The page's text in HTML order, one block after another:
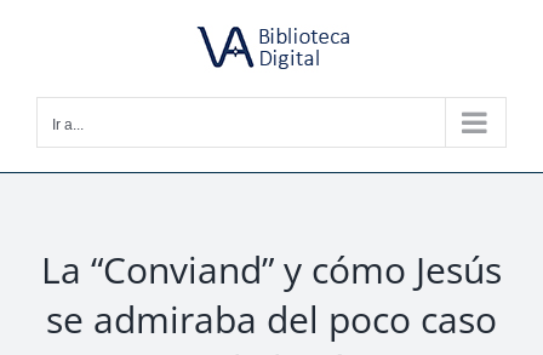
Ir a...
La “Conviand” y cómo Jesús
se admiraba del poco caso